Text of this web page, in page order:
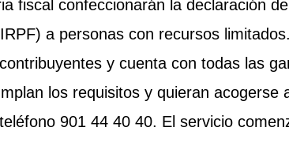
fiscal confeccionarán la declaración
a personas con recursos
y cuenta con todas las
los requisitos y quieran acogerse
901 44 40 40. El servicio